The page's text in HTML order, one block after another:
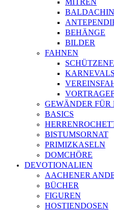
MITREN
BEHÄNGE
BILDER
FAHNEN
GEWÄNDER FÜR
BASICS
BISTUMSORNAT
PRIMIZKASELN
DOMCHÖRE
DEVOTIONALIEN
AACHENER
BÜCHER
FIGUREN
HOSTIENDOSEN